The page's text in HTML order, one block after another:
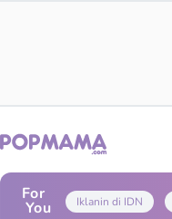
For
You Iklanin di IDN